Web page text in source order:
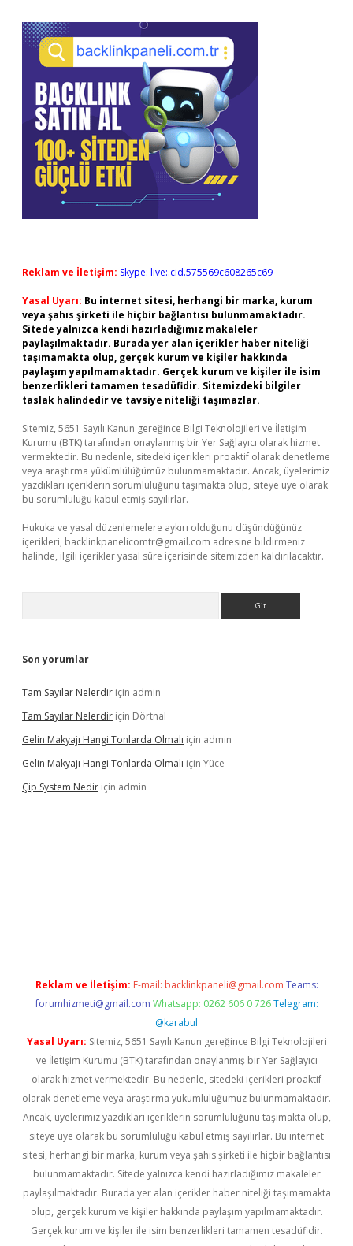
Reklam ve İletişim: Skype: live:.cid.575569c608265c69
Yasal Uyarı: Bu internet sitesi, herhangi bir marka, kurum
veya şahıs şirketi ile hiçbir bağlantısı bulunmamaktadır.
Sitede yalnızca kendi hazırladığımız makaleler
paylaşılmaktadır. Burada yer alan içerikler haber niteliği
taşımamakta olup, gerçek kurum ve kişiler hakkında
paylaşım yapılmamaktadır. Gerçek kurum ve kişiler ile isim
benzerlikleri tamamen tesadüfidir. Sitemizdeki bilgiler
taslak halindedir ve tavsiye niteliği taşımazlar.
Sitemiz, 5651 Sayılı Kanun gereğince Bilgi Teknolojileri ve İletişim
Kurumu (BTK) tarafından onaylanmış bir Yer Sağlayıcı olarak hizmet
vermektedir. Bu nedenle, sitedeki içerikleri proaktif olarak denetleme
veya araştırma yükümlülüğümüz bulunmamaktadır. Ancak, üyelerimiz
yazdıkları içeriklerin sorumluluğunu taşımakta olup, siteye üye olarak
bu sorumluluğu kabul etmiş sayılırlar.
Hukuka ve yasal düzenlemelere aykırı olduğunu düşündüğünüz
içerikleri, backlinkpanelicomtr@gmail.com adresine bildirmeniz
halinde, ilgili içerikler yasal süre içerisinde sitemizden kaldırılacaktır.
Son yorumlar
Tam Sayılar Nelerdir için admin
Tam Sayılar Nelerdir için Dörtnal
Gelin Makyajı Hangi Tonlarda Olmalı için admin
Gelin Makyajı Hangi Tonlarda Olmalı için Yüce
Çip System Nedir için admin
Reklam ve İletişim: E-mail: backlinkpaneli@gmail.com Teams:
forumhizmeti@gmail.com Whatsapp: 0262 606 0 726 Telegram:
@karabul
Yasal Uyarı: Sitemiz, 5651 Sayılı Kanun gereğince Bilgi Teknolojileri
ve İletişim Kurumu (BTK) tarafından onaylanmış bir Yer Sağlayıcı
olarak hizmet vermektedir. Bu nedenle, sitedeki içerikleri proaktif
olarak denetleme veya araştırma yükümlülüğümüz bulunmamaktadır.
Ancak, üyelerimiz yazdıkları içeriklerin sorumluluğunu taşımakta olup,
siteye üye olarak bu sorumluluğu kabul etmiş sayılırlar. Bu internet
sitesi, herhangi bir marka, kurum veya şahıs şirketi ile hiçbir bağlantısı
bulunmamaktadır. Sitede yalnızca kendi hazırladığımız makaleler
paylaşılmaktadır. Burada yer alan içerikler haber niteliği taşımamakta
olup, gerçek kurum ve kişiler hakkında paylaşım yapılmamaktadır.
Gerçek kurum ve kişiler ile isim benzerlikleri tamamen tesadüfidir.